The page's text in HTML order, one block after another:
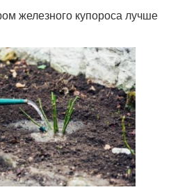
железного купороса лучше